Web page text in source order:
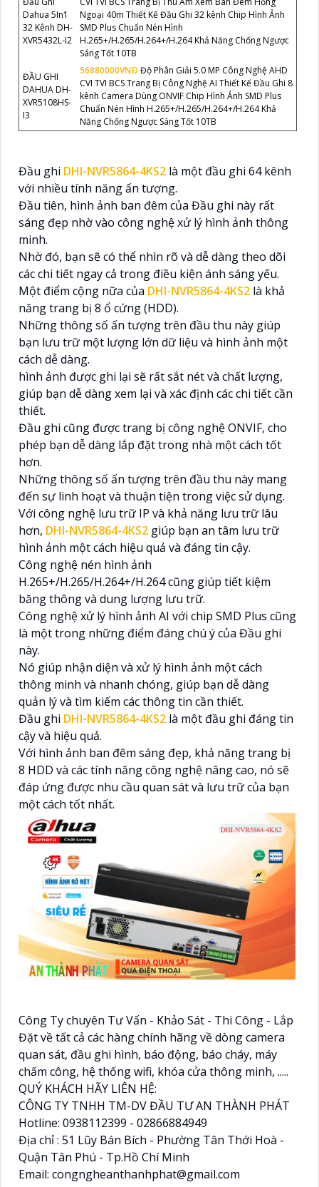
Dahua 5In1
32 Kênh DH-
XVR5432L-I2
Ngoại 40m Thiết Kế Đầu Ghi 32 kênh Chip Hình Ảnh
SMD Plus Chuẩn Nén Hình
H.265+/H.265/H.264+/H.264 Khả Năng Chống Ngược
Sáng Tốt 10TB
ĐẦU GHI
DAHUA DH-
XVR5108HS-
I3
56880000VNÐ Độ Phân Giải 5.0 MP Công Nghệ AHD
CVI TVI BCS Trang Bị Công Nghệ AI Thiết Kế Đầu Ghi 8
kênh Camera Dùng ONVIF Chip Hình Ảnh SMD Plus
Chuẩn Nén Hình H.265+/H.265/H.264+/H.264 Khả
Năng Chống Ngược Sáng Tốt 10TB
Đầu ghi DHI-NVR5864-4KS2 là một đầu ghi 64 kênh
với nhiều tính năng ấn tượng.
Đầu tiên, hình ảnh ban đêm của Đầu ghi này rất
sáng đẹp nhờ vào công nghệ xử lý hình ảnh thông
minh.
Nhờ đó, bạn sẽ có thể nhìn rõ và dễ dàng theo dõi
các chi tiết ngay cả trong điều kiện ánh sáng yếu.
Một điểm cộng nữa của DHI-NVR5864-4KS2 là khả
năng trang bị 8 ổ cứng (HDD).
Những thông số ấn tượng trên đầu thu này giúp
bạn lưu trữ một lượng lớn dữ liệu và hình ảnh một
cách dễ dàng.
hình ảnh được ghi lại sẽ rất sắt nét và chất lượng,
giúp bạn dễ dàng xem lại và xác định các chi tiết cần
thiết.
Đầu ghi cũng được trang bị công nghệ ONVIF, cho
phép bạn dễ dàng lắp đặt trong nhà một cách tốt
hơn.
Những thông số ấn tượng trên đầu thu này mang
đến sự linh hoạt và thuận tiện trong việc sử dụng.
Với công nghệ lưu trữ IP và khả năng lưu trữ lâu
hơn, DHI-NVR5864-4KS2 giúp bạn an tâm lưu trữ
hình ảnh một cách hiệu quả và đáng tin cậy.
Công nghệ nén hình ảnh
H.265+/H.265/H.264+/H.264 cũng giúp tiết kiệm
băng thông và dung lượng lưu trữ.
Công nghệ xử lý hình ảnh AI với chip SMD Plus cũng
là một trong những điểm đáng chú ý của Đầu ghi
này.
Nó giúp nhận diện và xử lý hình ảnh một cách
thông minh và nhanh chóng, giúp bạn dễ dàng
quản lý và tìm kiếm các thông tin cần thiết.
Đầu ghi DHI-NVR5864-4KS2 là một đầu ghi đáng tin
cậy và hiệu quả.
Với hình ảnh ban đêm sáng đẹp, khả năng trang bị
8 HDD và các tính năng công nghệ nâng cao, nó sẽ
đáp ứng được nhu cầu quan sát và lưu trữ của bạn
một cách tốt nhất.
Công Ty chuyên Tư Vấn - Khảo Sát - Thi Công - Lắp
Đặt về tất cả các hàng chính hãng về dòng camera
quan sát, đầu ghi hình, báo động, báo cháy, máy
chấm công, hệ thống wifi, khóa cửa thông minh, .....
QUÝ KHÁCH HÃY LIÊN HỆ:
CÔNG TY TNHH TM-DV ĐẦU TƯ AN THÀNH PHÁT
Hotline: 0938112399 - 02866884949
Địa chỉ : 51 Lũy Bán Bích - Phường Tân Thới Hoà -
Quận Tân Phú - Tp.Hồ Chí Minh
Email: congngheanthanhphat@gmail.com